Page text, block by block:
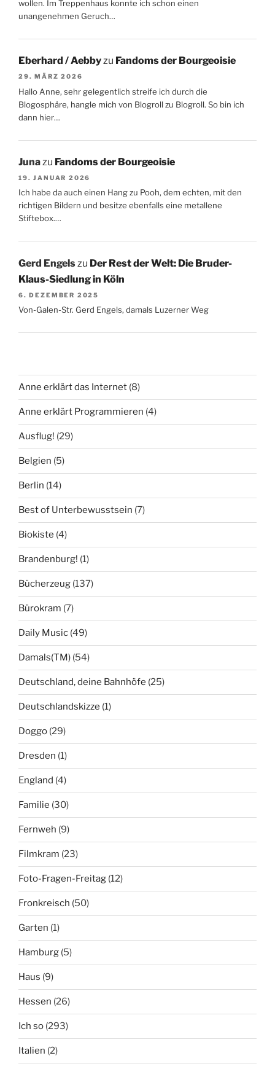
wollen. Im Treppenhaus konnte ich schon einen
unangenehmen Geruch…
Eberhard / Aebbyzu Fandoms der Bourgeoisie
29. MÄRZ 2026
Hallo Anne, sehr gelegentlich streife ich durch die
Blogosphäre, hangle mich von Blogroll zu Blogroll. So bin ich
dann hier…
Junazu Fandoms der Bourgeoisie
19. JANUAR 2026
Ich habe da auch einen Hang zu Pooh, dem echten, mit den
richtigen Bildern und besitze ebenfalls eine metallene
Stiftebox.…
Gerd Engelszu Der Rest der Welt: Die Bruder-
Klaus-Siedlung in Köln
6. DEZEMBER 2025
Von-Galen-Str. Gerd Engels, damals Luzerner Weg
Anne erklärt das Internet (8)
Anne erklärt Programmieren (4)
Ausflug! (29)
Belgien (5)
Berlin (14)
Best of Unterbewusstsein (7)
Biokiste (4)
Brandenburg! (1)
Bücherzeug (137)
Bürokram (7)
Daily Music (49)
Damals(TM) (54)
Deutschland, deine Bahnhöfe (25)
Deutschlandskizze (1)
Doggo (29)
Dresden (1)
England (4)
Familie (30)
Fernweh (9)
Filmkram (23)
Foto-Fragen-Freitag (12)
Fronkreisch (50)
Garten (1)
Hamburg (5)
Haus (9)
Hessen (26)
Ich so (293)
Italien (2)